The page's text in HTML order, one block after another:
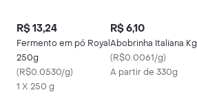
R$ 13,24
Fermento em pó Royal
250g
(R$0.0530/g)
1 X 250 g
R$ 6,10
Abobrinha Italiana Kg
(R$0.0061/g)
A partir de 330g